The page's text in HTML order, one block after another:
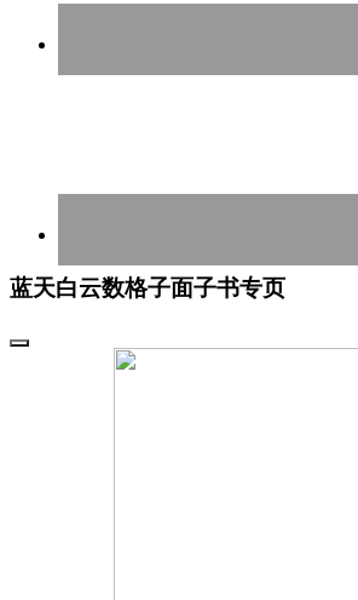
蓝天白云数格子面子书专页